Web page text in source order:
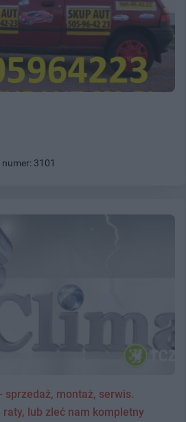
numer: 3101
sprzedaż, montaż, serwis.
lub zleć nam kompletny